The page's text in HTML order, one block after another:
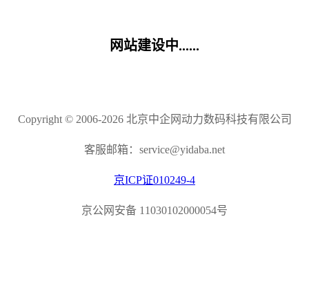
网站建设中......
Copyright © 2006-2026 北京中企网动力数码科技有限公司
客服邮箱：service@yidaba.net
京ICP证010249-4
京公网安备 11030102000054号